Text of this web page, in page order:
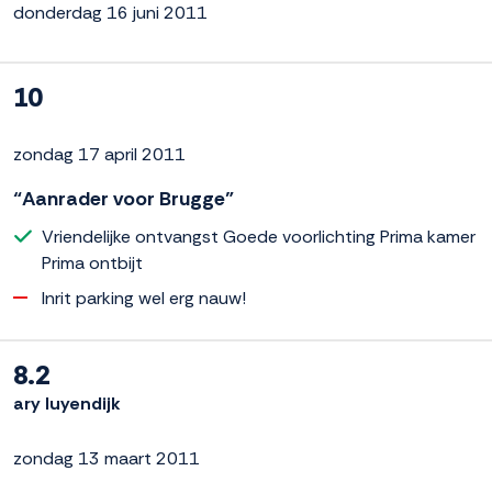
donderdag 16 juni 2011
10
zondag 17 april 2011
“Aanrader voor Brugge”
Vriendelijke ontvangst Goede voorlichting Prima kamer
Prima ontbijt
Inrit parking wel erg nauw!
8.2
ary luyendijk
zondag 13 maart 2011